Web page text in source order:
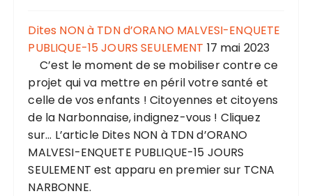
Dites NON à TDN d’ORANO MALVESI-ENQUETE
PUBLIQUE-15 JOURS SEULEMENT 17 mai 2023
C’est le moment de se mobiliser contre ce
projet qui va mettre en péril votre santé et
celle de vos enfants ! Citoyennes et citoyens
de la Narbonnaise, indignez-vous ! Cliquez
sur... L’article Dites NON à TDN d’ORANO
MALVESI-ENQUETE PUBLIQUE-15 JOURS
SEULEMENT est apparu en premier sur TCNA
NARBONNE.